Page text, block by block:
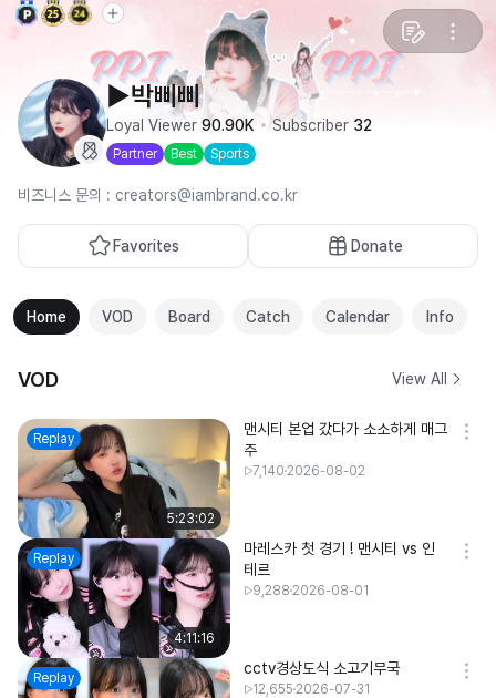
▶박삐삐
Loyal Viewer 90.90K Subscriber 32
Partner Best Sports
비즈니스 문의 : creators@iambrand.co.kr
Favorites Donate
Home VOD Board Catch Calendar Info
VOD View All
Replay
5:23:02
맨시티 본업 갔다가 소소하게 매그
주
7,140 2026-08-02
Replay
4:11:16
마레스카 첫 경기 ! 맨시티 vs 인
테르
9,288 2026-08-01
Replay
cctv경상도식 소고기무국
12,655 2026-07-31